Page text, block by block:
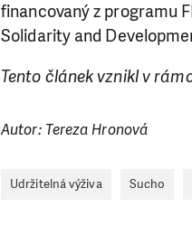
financovaný z programu
Solidarity and
Tento článek vznikl v
Autor: Tereza Hronová
Udržitelná výživa Sucho